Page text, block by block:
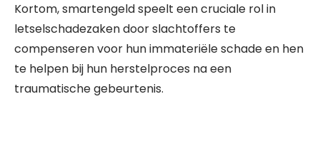
Kortom, smartengeld speelt een cruciale rol in
letselschadezaken door slachtoffers te
compenseren voor hun immateriële schade en hen
te helpen bij hun herstelproces na een
traumatische gebeurtenis.